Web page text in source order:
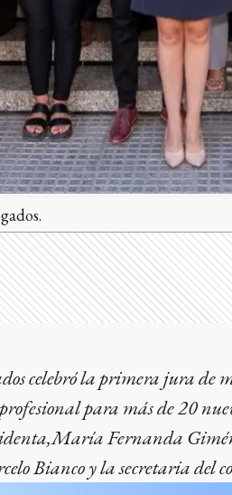
celebró la primera jura de
para más de 20
Fernanda
Bianco y la secretaria